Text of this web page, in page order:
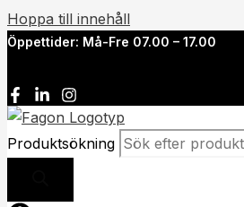
Hoppa till innehåll
Öppettider: Må-Fre 07.00 – 17.00
Produktsökning